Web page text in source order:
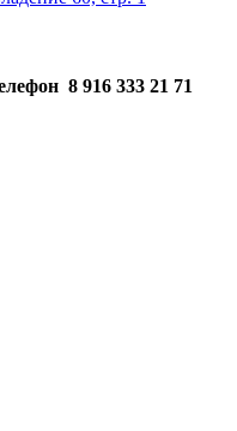
8 916 333 21 71